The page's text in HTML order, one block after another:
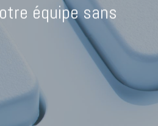
équipe sans